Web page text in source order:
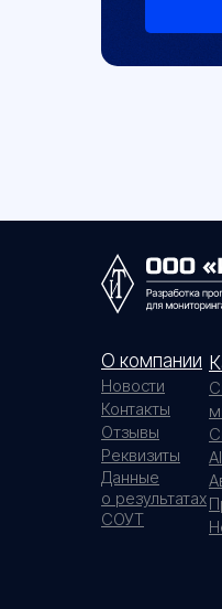
О компании
Новости
Контакты
Отзывы
Реквизиты
Данные
о результатах
СОУТ